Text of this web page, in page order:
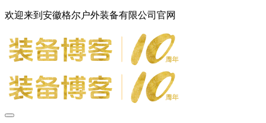
欢迎来到安徽格尔户外装备有限公司官网